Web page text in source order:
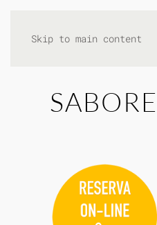
Skip to main content